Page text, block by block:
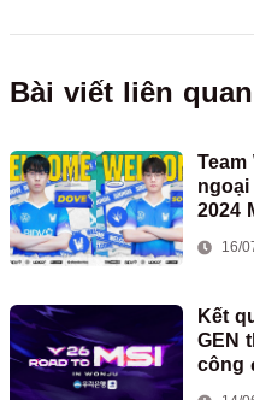
Bài viết liên quan
ngoại
2024
16/
Kết
GEN
công